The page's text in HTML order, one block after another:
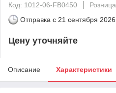
Код: 1012-06-FB0450
Розница
Отправка с 21 сентября 2026
Цену уточняйте
Описание Характеристики